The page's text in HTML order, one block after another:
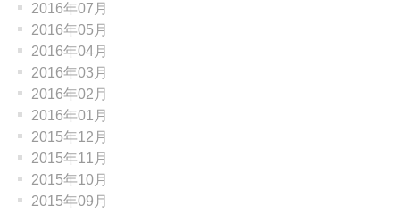
2016年07月
2016年05月
2016年04月
2016年03月
2016年02月
2016年01月
2015年12月
2015年11月
2015年10月
2015年09月